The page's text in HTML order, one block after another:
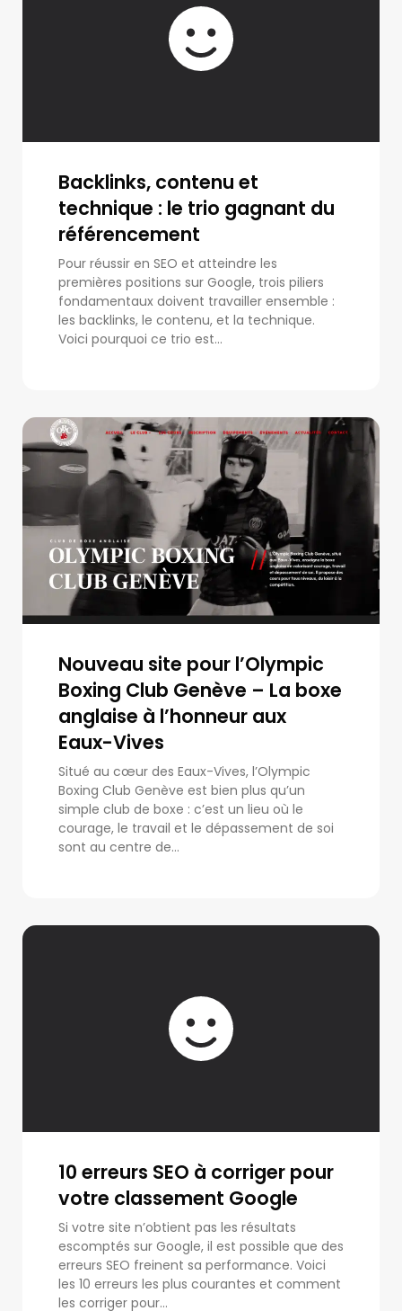
Backlinks, contenu et
technique : le trio gagnant du
référencement
Pour réussir en SEO et atteindre les
premières positions sur Google, trois piliers
fondamentaux doivent travailler ensemble :
les backlinks, le contenu, et la technique.
Voici pourquoi ce trio est...
Nouveau site pour l’Olympic
Boxing Club Genève – La boxe
anglaise à l’honneur aux
Eaux-Vives
Situé au cœur des Eaux-Vives, l’Olympic
Boxing Club Genève est bien plus qu’un
simple club de boxe : c’est un lieu où le
courage, le travail et le dépassement de soi
sont au centre de...
10 erreurs SEO à corriger pour
votre classement Google
Si votre site n’obtient pas les résultats
escomptés sur Google, il est possible que des
erreurs SEO freinent sa performance. Voici
les 10 erreurs les plus courantes et comment
les corriger pour...